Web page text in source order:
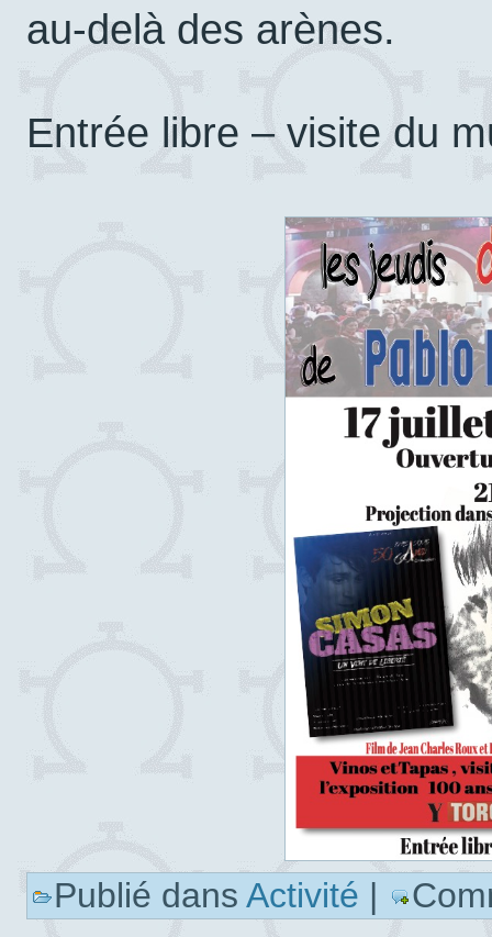
au-delà des arènes.
Entrée libre – visite du
Publié dans Activité |